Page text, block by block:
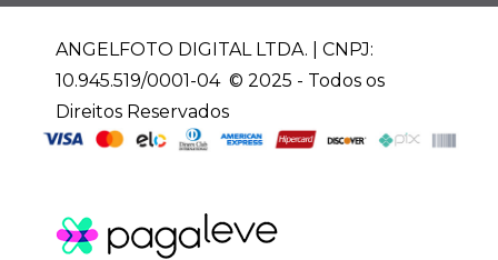
ANGELFOTO DIGITAL LTDA. | CNPJ:
10.945.519/0001-04 © 2025 - Todos os
Direitos Reservados